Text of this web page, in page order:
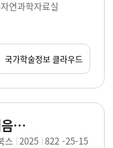
연과학자료실
국가학술정보 클라우드
프랭키와 조니 / 테런스 맥널리 지음 ; 김철리 옮김
스 2025 822 -25-15